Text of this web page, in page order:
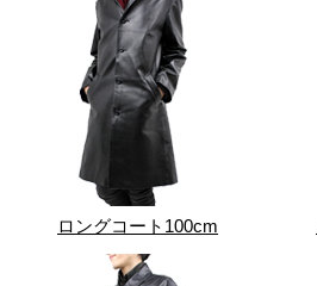
ロングコート100cm